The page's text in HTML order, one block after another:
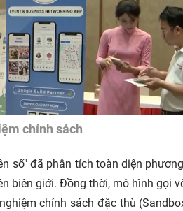
chính sách
số" đã phân tích toàn diện
biên giới. Đồng thời, mô hình gọi
chính sách đặc thù